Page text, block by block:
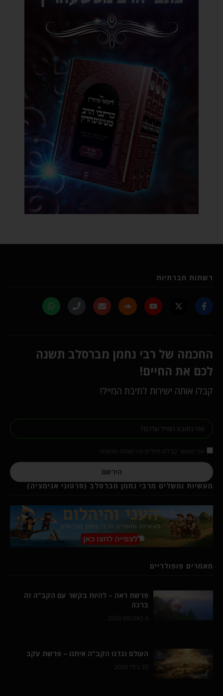
רשתות חברתיות
החכמה של רבי נחמן מברסלב תשנה
לכם את החיים!
קבלו אותה ישירות לתיבת המייל!
הירשם
מעשיות ומשלים מרבי נחמן מברסלב (סרטוני אנימציה)
מאמרים פופולריים
פרשת ראה – להיות בקשר עם הקב"ה זה
ברכה
6 באוגוסט 2026
העולם נגדנו הקב"ה איתנו – פרשת עקב
30 ביולי 2026